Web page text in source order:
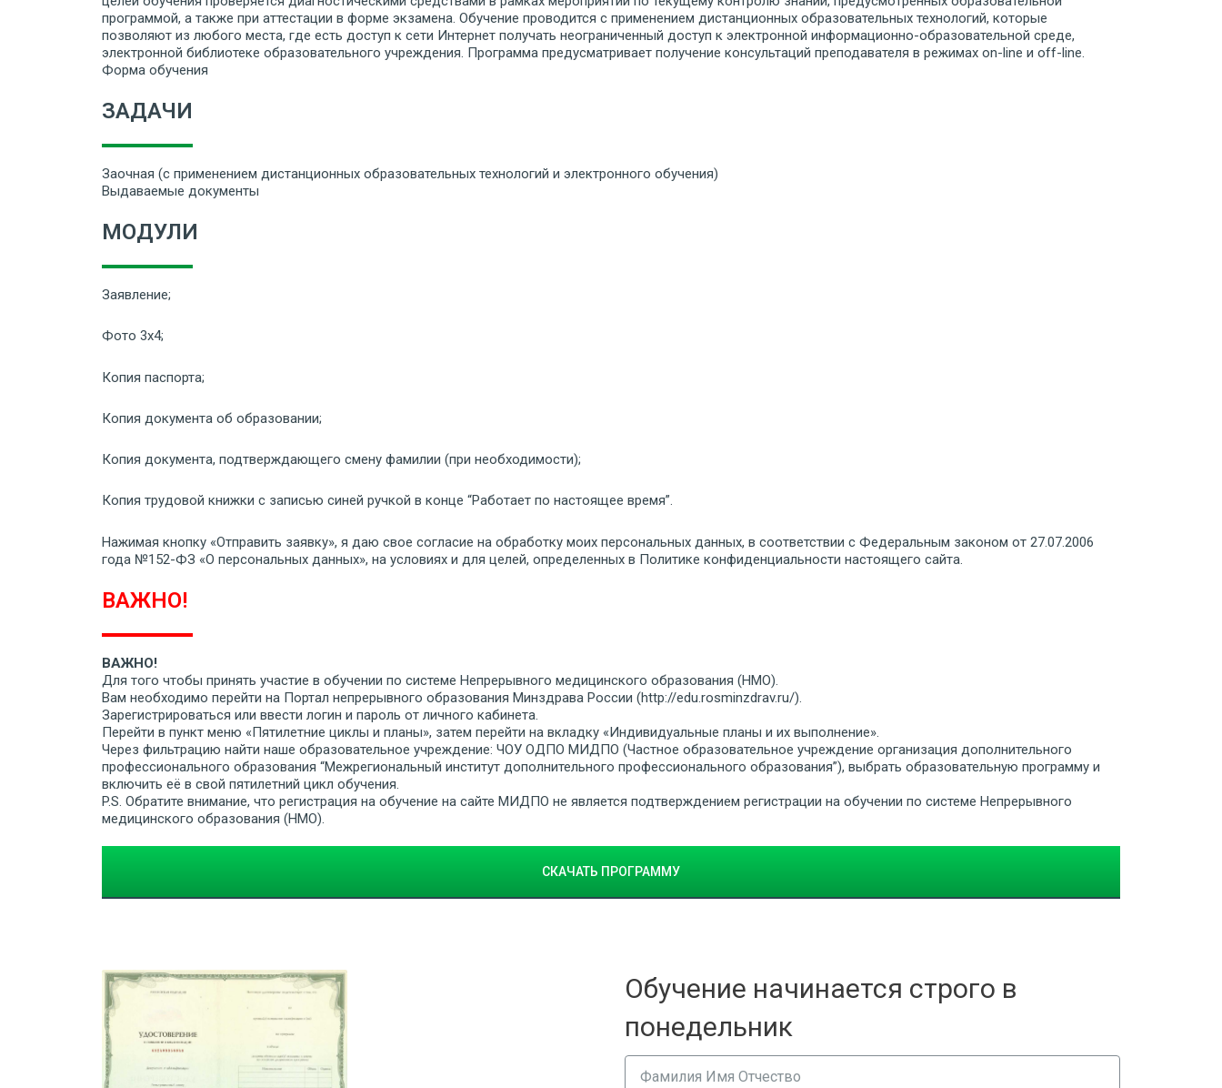
программой, а также при аттестации в форме экзамена. Обучение проводится с применением дистанционных образовательных технологий, которые
позволяют из любого места, где есть доступ к сети Интернет получать неограниченный доступ к электронной информационно-образовательной среде,
электронной библиотеке образовательного учреждения. Программа предусматривает получение консультаций преподавателя в режимах on-line и off-line.
Форма обучения
ЗАДАЧИ
Заочная (с применением дистанционных образовательных технологий и электронного обучения)
Выдаваемые документы
МОДУЛИ
Заявление;
Фото 3х4;
Копия паспорта;
Копия документа об образовании;
Копия документа, подтверждающего смену фамилии (при необходимости);
Копия трудовой книжки с записью синей ручкой в конце “Работает по настоящее время”.
Нажимая кнопку «Отправить заявку», я даю свое согласие на обработку моих персональных данных, в соответствии с Федеральным законом от 27.07.2006
года №152-ФЗ «О персональных данных», на условиях и для целей, определенных в Политике конфиденциальности настоящего сайта.
ВАЖНО!
ВАЖНО!
Для того чтобы принять участие в обучении по системе Непрерывного медицинского образования (НМО).
Вам необходимо перейти на Портал непрерывного образования Минздрава России (http://edu.rosminzdrav.ru/).
Зарегистрироваться или ввести логин и пароль от личного кабинета.
Перейти в пункт меню «Пятилетние циклы и планы», затем перейти на вкладку «Индивидуальные планы и их выполнение».
Через фильтрацию найти наше образовательное учреждение: ЧОУ ОДПО МИДПО (Частное образовательное учреждение организация дополнительного
профессионального образования “Межрегиональный институт дополнительного профессионального образования”), выбрать образовательную программу и
включить её в свой пятилетний цикл обучения.
P.S. Обратите внимание, что регистрация на обучение на сайте МИДПО не является подтверждением регистрации на обучении по системе Непрерывного
медицинского образования (НМО).
СКАЧАТЬ ПРОГРАММУ
Обучение начинается строго в
понедельник